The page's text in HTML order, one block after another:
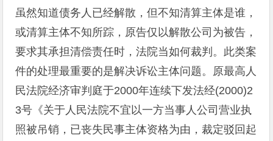
虽然知道债务人已经解散，但不知清算主体是谁，
或清算主体不知所踪，原告仅以解散公司为被告，
要求其承担清偿责任时，法院当如何裁判。此类案
件的处理最重要的是解决诉讼主体问题。原最高人
民法院经济审判庭于2000年连续下发法经(2000)2
3号《关于人民法院不宜以一方当事人公司营业执
照被吊销，已丧失民事主体资格为由，裁定驳回起